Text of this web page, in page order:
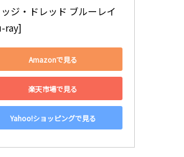
ジ・ドレッド ブルーレイ
ray]
Amazonで見る
楽天市場で見る
Yahoo!ショッピングで見る